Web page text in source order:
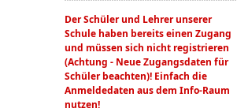
Der Schüler und Lehrer unserer
Schule haben bereits einen Zugang
und müssen sich nicht registrieren
(Achtung - Neue Zugangsdaten für
Schüler beachten)! Einfach die
Anmeldedaten aus dem Info-Raum
nutzen!